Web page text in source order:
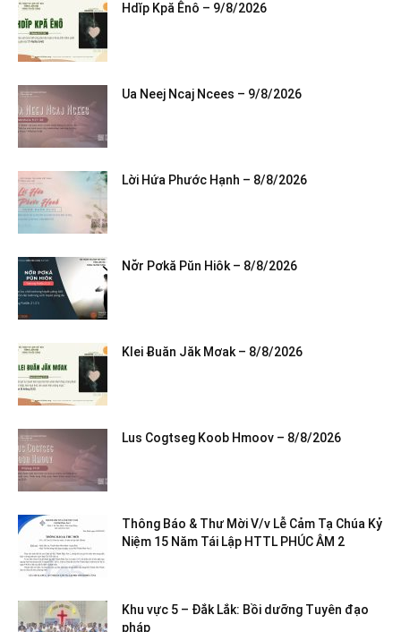
Hdĭp Kpă Ênô – 9/8/2026
Ua Neej Ncaj Ncees – 9/8/2026
Lời Hứa Phước Hạnh – 8/8/2026
Nơ̆r Pơkă Pŭn Hiôk – 8/8/2026
Klei Ƀuăn Jăk Mơak – 8/8/2026
Lus Cogtseg Koob Hmoov – 8/8/2026
Thông Báo & Thư Mời V/v Lễ Cảm Tạ Chúa Kỷ
Niệm 15 Năm Tái Lập HTTL PHÚC ÂM 2
Khu vực 5 – Đắk Lắk: Bồi dưỡng Tuyên đạo
pháp